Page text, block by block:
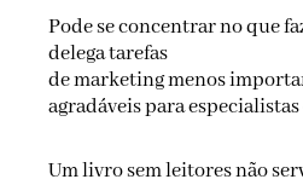
Pode se concentrar no que
delega tarefas
de marketing menos
agradáveis para
Um livro sem leitores não